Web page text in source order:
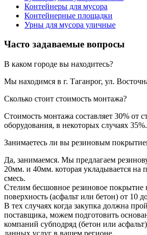
Контейнеры для мусора
Контейнерные площадки
Урны для мусора уличные
Часто задаваемые вопросы
В каком городе вы находитесь?
Мы находимся в г. Таганрог, ул.
Сколько стоит стоимость монтажа?
Стоимость монтажа составляет 30% от
оборудования, в некоторых случаях 35%.
Занимаетесь ли вы резиновым
Да, занимаемся. Мы предлагаем
20мм. и 40мм. которая укладывается на
смесь.
Стелим бесшовное резиновое покрытие
поверхность (асфальт или бетон) от 10
В тех случаях когда закупка должна
поставщика, можем подготовить
компаний субподряд (бетон или
данных услуг в вашем регионе.